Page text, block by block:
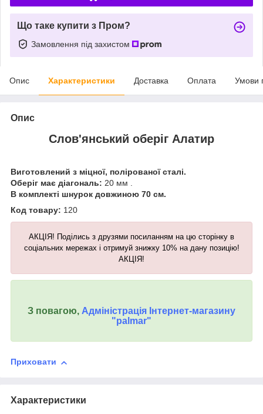
Що таке купити з Пром?
Замовлення під захистом
Опис Характеристики Доставка Оплата Умови
Опис
Слов'янський оберіг Алатир
Виготовлений з міцної, полірованої сталі.
Оберіг має діагональ: 20 мм .
В комплекті шнурок довжиною 70 см.
Код товару: 120
АКЦІЯ! Поділись з друзями посиланням на цю сторінку в
соціальних мережах і отримуй знижку 10% на данупозицію!
АКЦІЯ!
З повагою, Адміністрація Інтернет-магазину
"palmar"
Приховати
Характеристики